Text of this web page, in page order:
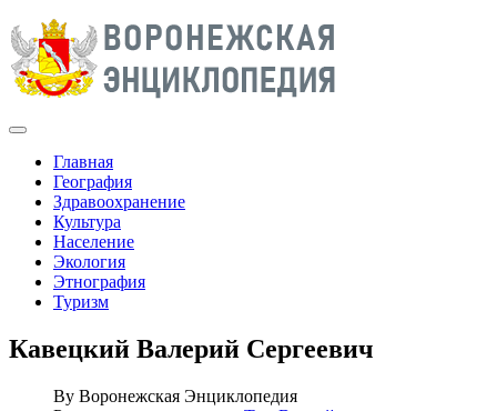
Главная
География
Здравоохранение
Культура
Население
Экология
Этнография
Туризм
Кавецкий Валерий Сергеевич
By Воронежская Энциклопедия